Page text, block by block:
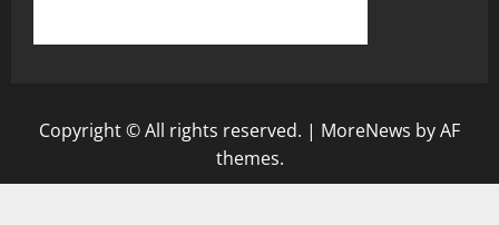
Copyright © All rights reserved. | MoreNews by AF
themes.